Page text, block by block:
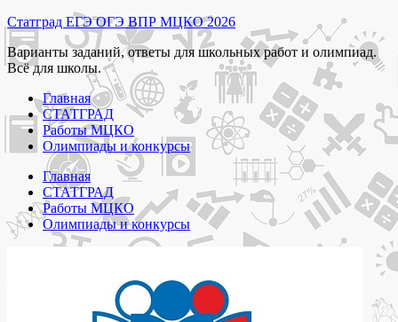
Перейти
к
содержимому
Статград ЕГЭ ОГЭ ВПР МЦКО 2026
Варианты заданий, ответы для школьных работ и олимпиад.
Всё для школы.
Главная
СТАТГРАД
Работы МЦКО
Олимпиады и конкурсы
Главная
СТАТГРАД
Работы МЦКО
Олимпиады и конкурсы